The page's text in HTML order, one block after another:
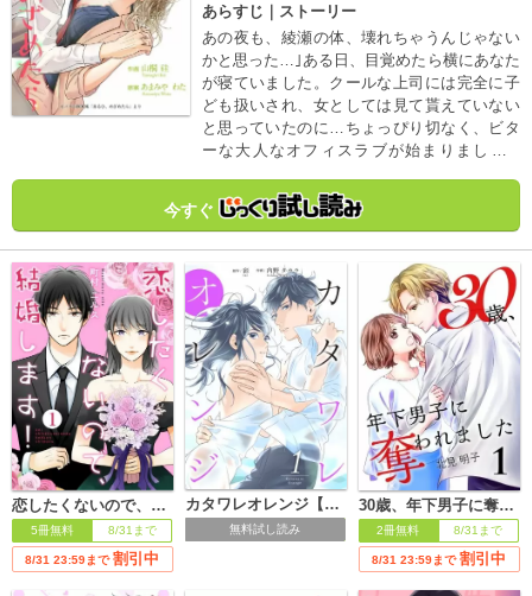
あらすじ｜ストーリー
あの夜も、綾瀬の体、壊れちゃうんじゃない
かと思った…｣ある日、目覚めたら横にあなた
が寝ていました。クールな上司には完全に子
ども扱いされ、女としては見て貰えていない
と思っていたのに…ちょっぴり切なく、ビタ
ーな大人なオフィスラブが始まりました!?
ています）
今すぐ
恋したくないので、結婚します！
5冊無料 8/31まで
8/31 23:59まで 割引中
カタワレオレンジ【合冊版】
無料試し読み
30歳、年下男子に奪われました
2冊無料 8/31まで
8/31 23:59まで 割引中